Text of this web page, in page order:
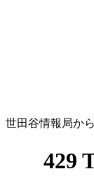
世田谷情報局か